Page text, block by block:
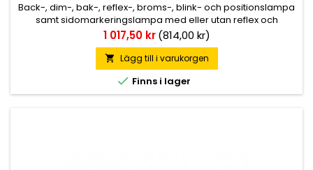
Back-, dim-, bak-, reflex-, broms-, blink- och positionslampa
samt sidomarkeringslampa med eller utan reflex och
skyltbelysning, se artikellista för rätt utförande. Kabelingång
på baksidan.
Pris
1 017,50 kr (814,00 kr)
 Lägg till i varukorgen
 Finns i lager